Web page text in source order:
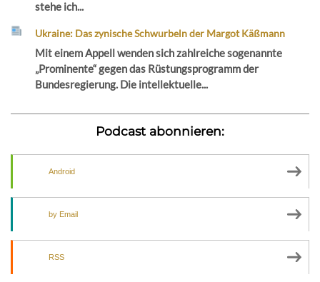
stehe ich...
Ukraine: Das zynische Schwurbeln der Margot Käßmann
Mit einem Appell wenden sich zahlreiche sogenannte
„Prominente“ gegen das Rüstungsprogramm der
Bundesregierung. Die intellektuelle...
Podcast abonnieren:
Android
by Email
RSS